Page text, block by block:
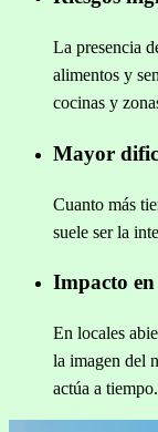
La presencia
alimentos y
cocinas y
Mayor
Cuanto más
suele ser la
Impacto en
En locales
la imagen del
actúa a tiempo.